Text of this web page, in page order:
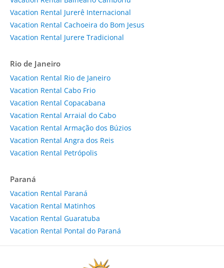
Vacation Rental Jurerê Internacional
Vacation Rental Cachoeira do Bom Jesus
Vacation Rental Jurere Tradicional
Rio de Janeiro
Vacation Rental Rio de Janeiro
Vacation Rental Cabo Frio
Vacation Rental Copacabana
Vacation Rental Arraial do Cabo
Vacation Rental Armação dos Búzios
Vacation Rental Angra dos Reis
Vacation Rental Petrópolis
Paraná
Vacation Rental Paraná
Vacation Rental Matinhos
Vacation Rental Guaratuba
Vacation Rental Pontal do Paraná